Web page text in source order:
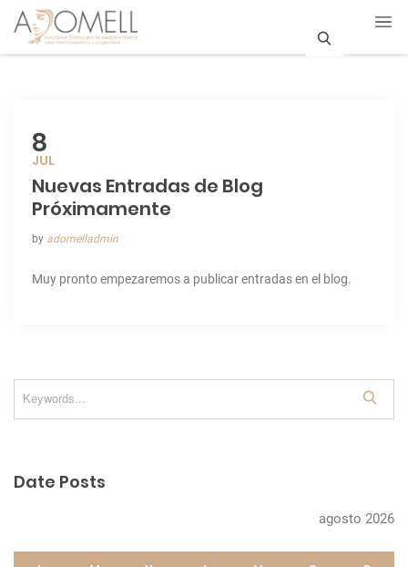
8
JUL
Nuevas Entradas de Blog
Próximamente
by adomelladmin
Muy pronto empezaremos a publicar entradas en el blog.
e
Date Posts
agosto 2026